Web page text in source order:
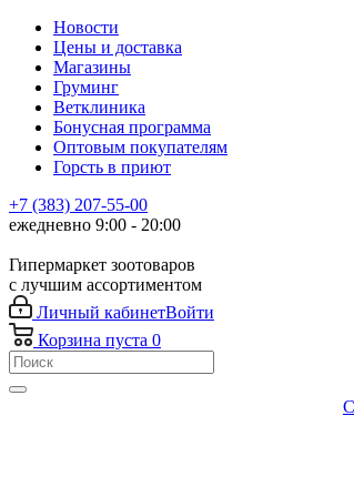
Новости
Цены и доставка
Магазины
Груминг
Ветклиника
Бонусная программа
Оптовым покупателям
Горсть в приют
+7 (383) 207-55-00
ежедневно 9:00 - 20:00
Гипермаркет зоотоваров
с лучшим ассортиментом
Личный кабинетВойти
Корзина пуста 0